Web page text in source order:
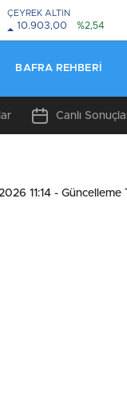
ÇEYREK ALTIN
10.903,00 %2,54
BAFRA REHBERI
Canlı
11:14 - Güncelleme